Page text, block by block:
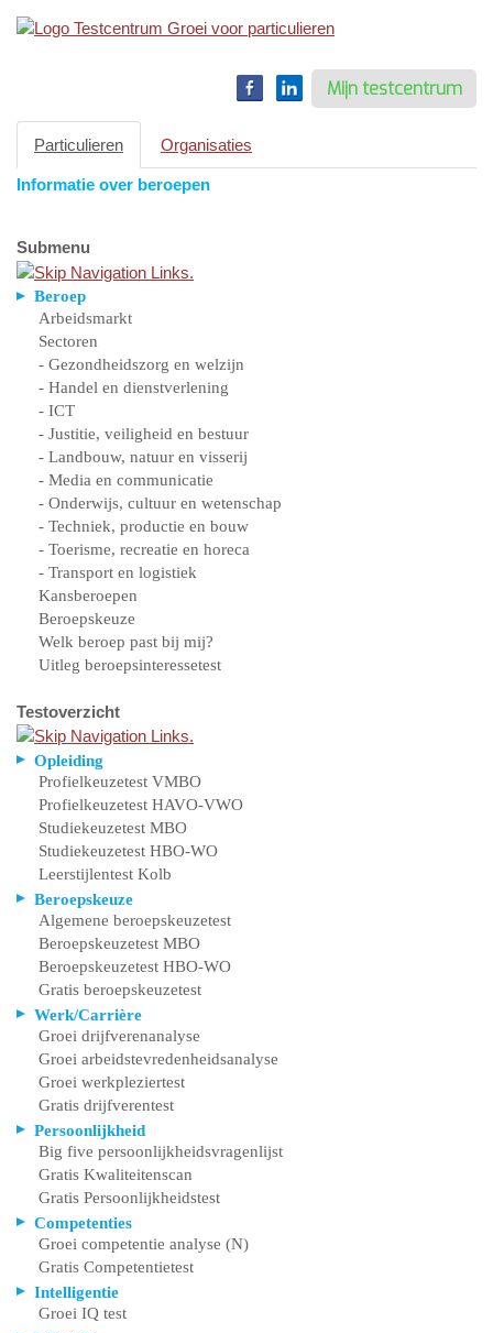
Mijn testcentrum
Particulieren Organisaties
Informatie over beroepen
Submenu
Beroep
Arbeidsmarkt
Sectoren
- Gezondheidszorg en welzijn
- Handel en dienstverlening
- ICT
- Justitie, veiligheid en bestuur
- Landbouw, natuur en visserij
- Media en communicatie
- Onderwijs, cultuur en wetenschap
- Techniek, productie en bouw
- Toerisme, recreatie en horeca
- Transport en logistiek
Kansberoepen
Beroepskeuze
Welk beroep past bij mij?
Uitleg beroepsinteressetest
Testoverzicht
Opleiding
Profielkeuzetest VMBO
Profielkeuzetest HAVO-VWO
Studiekeuzetest MBO
Studiekeuzetest HBO-WO
Leerstijlentest Kolb
Beroepskeuze
Algemene beroepskeuzetest
Beroepskeuzetest MBO
Beroepskeuzetest HBO-WO
Gratis beroepskeuzetest
Werk/Carrière
Groei drijfverenanalyse
Groei arbeidstevredenheidsanalyse
Groei werkpleziertest
Gratis drijfverentest
Persoonlijkheid
Big five persoonlijkheidsvragenlijst
Gratis Kwaliteitenscan
Gratis Persoonlijkheidstest
Competenties
Groei competentie analyse (N)
Gratis Competentietest
Intelligentie
Groei IQ test